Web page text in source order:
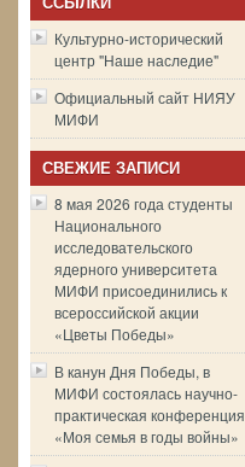
Культурно-исторический
центр "Наше наследие"
Официальный сайт НИЯУ
МИФИ
СВЕЖИЕ ЗАПИСИ
8 мая 2026 года студенты
Национального
исследовательского
ядерного университета
МИФИ присоединились к
всероссийской акции
«Цветы Победы»
В канун Дня Победы, в
МИФИ состоялась научно-
практическая конференция
«Моя семья в годы войны»